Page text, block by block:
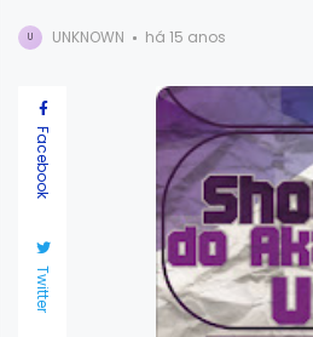
U UNKNOWN há 15 anos
Facebook
Twitter